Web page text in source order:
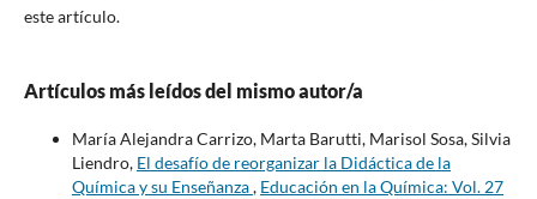
este artículo.
Artículos más leídos del mismo autor/a
María Alejandra Carrizo, Marta Barutti, Marisol Sosa, Silvia
Liendro, El desafío de reorganizar la Didáctica de la
Química y su Enseñanza, Educación en la Química: Vol. 27